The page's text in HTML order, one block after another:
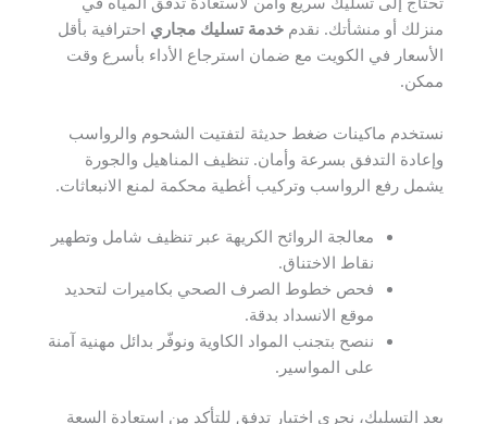
منزلك أو منشأتك. نقدم خدمة تسليك مجاري احترافية بأقل
الأسعار في الكويت مع ضمان استرجاع الأداء بأسرع وقت
ممكن.
نستخدم ماكينات ضغط حديثة لتفتيت الشحوم والرواسب
وإعادة التدفق بسرعة وأمان. تنظيف المناهيل والجورة
يشمل رفع الرواسب وتركيب أغطية محكمة لمنع الانبعاثات.
معالجة الروائح الكريهة عبر تنظيف شامل وتطهير
نقاط الاختناق.
فحص خطوط الصرف الصحي بكاميرات لتحديد
موقع الانسداد بدقة.
ننصح بتجنب المواد الكاوية ونوفّر بدائل مهنية آمنة
على المواسير.
بعد التسليك، نجري اختبار تدفق للتأكد من استعادة السعة